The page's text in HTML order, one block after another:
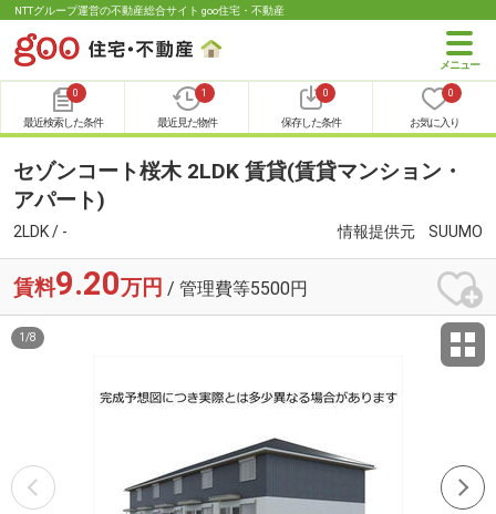
NTTグループ運営の不動産総合サイト goo住宅・不動産
0
最近検索した条件
1
最近見た物件
0
保存した条件
0
お気に入り
セゾンコート桜木 2LDK 賃貸(賃貸マンション・
アパート)
2LDK / - 情報提供元 SUUMO
賃料9.20万円 / 管理費等5500円
1 /8